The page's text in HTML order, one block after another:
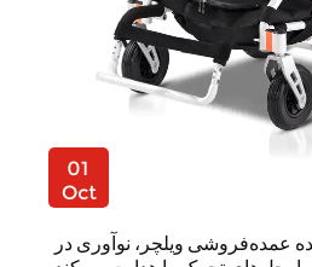
01
Oct
عمده‌فروشی ویلچر، نوآوری در